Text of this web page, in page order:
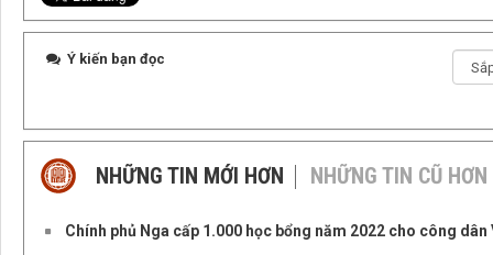
Ý kiến bạn đọc
NHỮNG TIN MỚI HƠN NHỮNG TIN CŨ HƠN
Chính phủ Nga cấp 1.000 học bổng năm 2022 cho công dân